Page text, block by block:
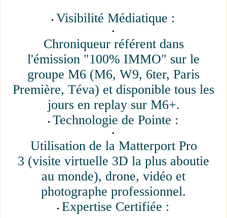
Visibilité Médiatique :
Chroniqueur référent dans
l'émission "100% IMMO" sur le
groupe M6 (M6, W9, 6ter, Paris
Première, Téva) et disponible tous les
jours en replay sur M6+.
Technologie de Pointe :
Utilisation de la Matterport Pro
3 (visite virtuelle 3D la plus aboutie
au monde), drone, vidéo et
photographe professionnel.
Expertise Certifiée :